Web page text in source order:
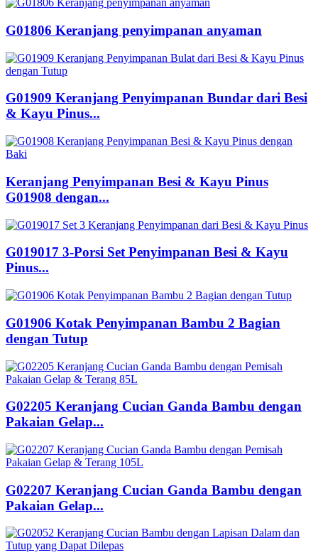
G01806 Keranjang penyimpanan anyaman
G01909 Keranjang Penyimpanan Bundar dari Besi
& Kayu Pinus...
Keranjang Penyimpanan Besi & Kayu Pinus
G01908 dengan...
G019017 3-Porsi Set Penyimpanan Besi & Kayu
Pinus...
G01906 Kotak Penyimpanan Bambu 2 Bagian
dengan Tutup
G02205 Keranjang Cucian Ganda Bambu dengan
Pakaian Gelap...
G02207 Keranjang Cucian Ganda Bambu dengan
Pakaian Gelap...